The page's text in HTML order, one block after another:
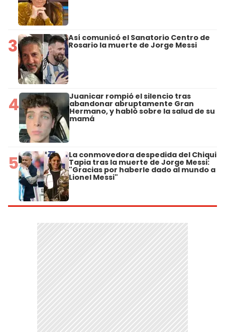
3 Así comunicó el Sanatorio Centro de
Rosario la muerte de Jorge Messi
4 Juanicar rompió el silencio tras
abandonar abruptamente Gran
Hermano, y habló sobre la salud de su
mamá
5 La conmovedora despedida del Chiqui
Tapia tras la muerte de Jorge Messi:
"Gracias por haberle dado al mundo a
Lionel Messi"